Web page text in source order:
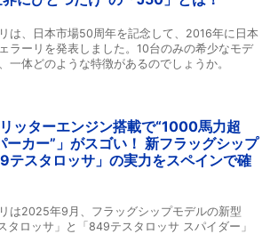
は、日本市場50周年を記念して、2016年に日本
ラーリを発表しました。10台のみの希少なモデ
一体どのような特徴があるのでしょうか。
ッターエンジン搭載で“1000馬力超
ーカー”」がスゴい！ 新フラッグシップ
テスタロッサ」の実力をスペインで確
は2025年9月、フラッグシップモデルの新型
タロッサ」と「849テスタロッサ スパイダー」